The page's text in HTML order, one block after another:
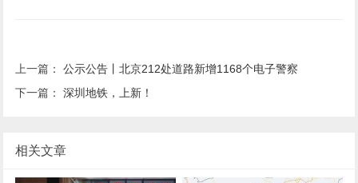
上一篇：公示公告丨北京212处道路新增1168个电子警察
下一篇：深圳地铁，上新！
相关文章